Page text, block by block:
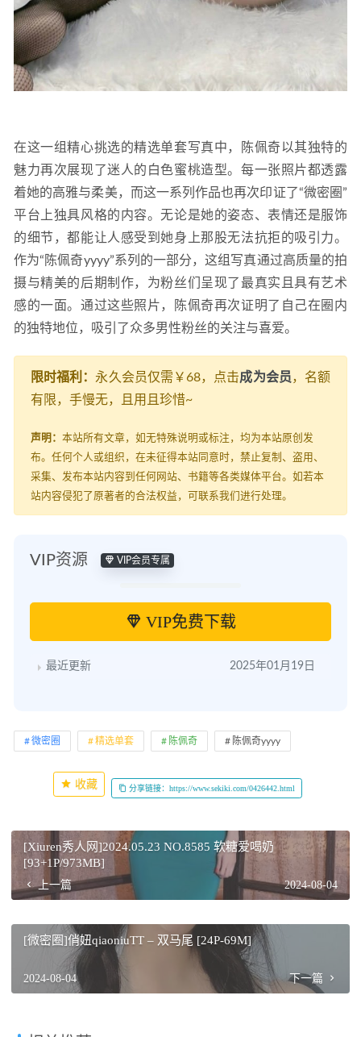
在这一组精心挑选的精选单套写真中，陈佩奇以其独特的
魅力再次展现了迷人的白色蜜桃造型。每一张照片都透露
着她的高雅与柔美，而这一系列作品也再次印证了“微密圈”
平台上独具风格的内容。无论是她的姿态、表情还是服饰
的细节，都能让人感受到她身上那股无法抗拒的吸引力。
作为“陈佩奇yyyy”系列的一部分，这组写真通过高质量的拍
摄与精美的后期制作，为粉丝们呈现了最真实且具有艺术
感的一面。通过这些照片，陈佩奇再次证明了自己在圈内
的独特地位，吸引了众多男性粉丝的关注与喜爱。
限时福利： 永久会员仅需￥68，点击成为会员，名额
有限，手慢无，且用且珍惜~
声明： 本站所有文章，如无特殊说明或标注，均为本站原创发
布。任何个人或组织，在未征得本站同意时，禁止复制、盗用、
采集、发布本站内容到任何网站、书籍等各类媒体平台。如若本
站内容侵犯了原著者的合法权益，可联系我们进行处理。
VIP资源 VIP会员专属
VIP免费下载
最近更新 2025年01月19日
微密圈 精选单套 陈佩奇 陈佩奇yyyy
收藏 分享链接：https://www.sekiki.com/0426442.html
[Xiuren秀人网]2024.05.23 NO.8585 软糖爱喝奶
[93+1P/973MB]
上一篇 2024-08-04
[微密圈]俏妞qiaoniuTT – 双马尾 [24P-69M]
2024-08-04 下一篇